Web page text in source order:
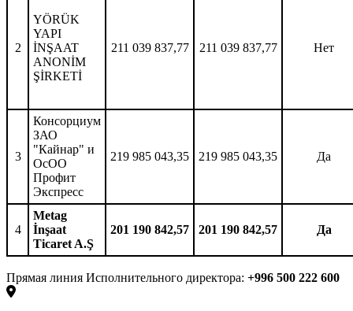
2
YÖRÜK
YAPI
İNŞAAT
ANONİM
ŞİRKETİ
211 039 837,77 211 039 837,77 Нет
3
Консорциум
ЗАО
"Кайнар" и
ОсОО
Профит
Экспресс
219 985 043,35 219 985 043,35 Да
4
Metag
İnşaat
Ticaret A.Ş
201 190 842,57 201 190 842,57 Да
Прямая линия Исполнительного директора: +996 500 222 600